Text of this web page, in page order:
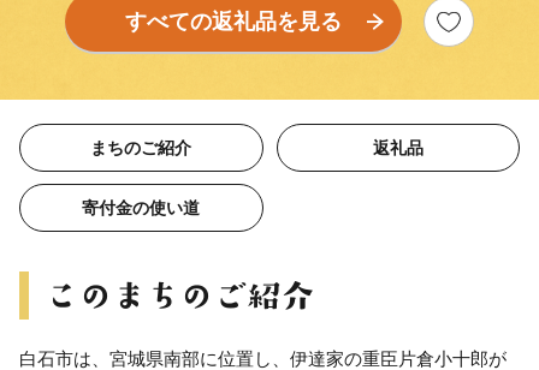
すべての返礼品を見る
まちのご紹介 返礼品
寄付金の使い道
白石市は、宮城県南部に位置し、伊達家の重臣片倉小十郎が